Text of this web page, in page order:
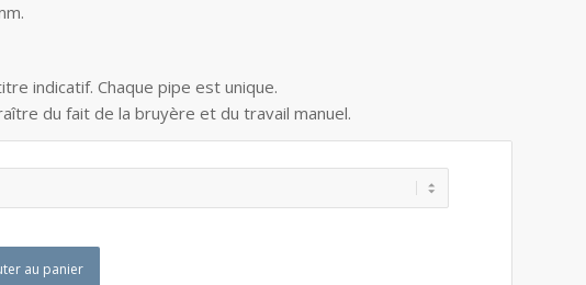
indicatif. Chaque pipe est unique.
du fait de la bruyère et du travail manuel.
au panier